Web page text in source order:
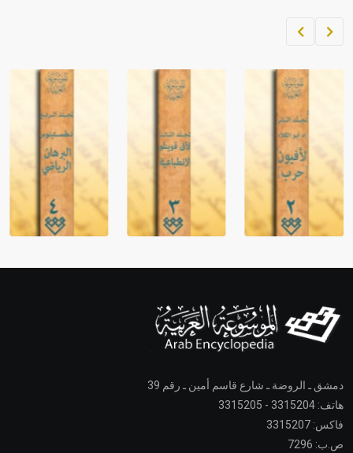
دمشق ـ الروضة ـ شارع قاسم أمين ـ رقم 39
هاتف: 3315204 - 3315205
فاكس: 3315207
ص.ب: 7296